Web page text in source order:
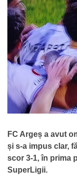
FC Argeș a avut
și s-a impus clar,
scor 3-1, în prima
SuperLigii.